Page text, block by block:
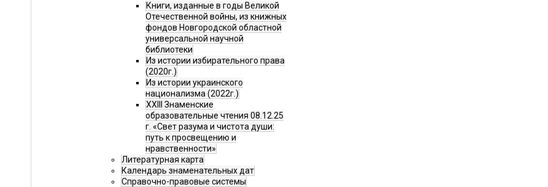
Книги, изданные в годы Великой
Отечественной войны, из книжных
фондов Новгородской областной
универсальной научной
библиотеки
Из истории избирательного права
(2020г.)
Из истории украинского
национализма (2022г.)
XXIII Знаменские
образовательные чтения 08.12.25
г. «Свет разума и чистота души:
путь к просвещению и
нравственности»
Литературная карта
Календарь знаменательных дат
Справочно-правовые системы